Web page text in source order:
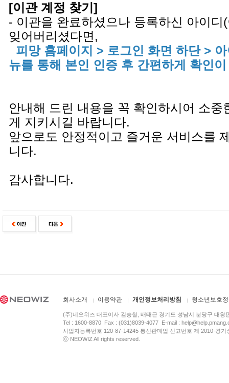
[이관 계정 찾기]
- 이관을 완료하셨으나 등록하신 아이디
잊어버리셨다면,
피망 홈페이지 > 로그인 화면 하단 >
뉴를 통해 본인 인증 후 간편하게 확인
안내해 드린 내용을 꼭 확인하시어 소중
게 지키시길 바랍니다.
앞으로도 안정적이고 즐거운 서비스를
니다.
감사합니다.
회사소개 이용약관 개인정보처리방침 청소년보호
(주)네오위즈 대표이사 김승철, 배태근 경기도 성남시 분당구 대왕
Tel : 1600-8870 Fax : (031)8039-4077 E-mail :
사업자등록번호 120-87-14245 통신판매업 신고번호 제 2010-경
ⓒ NEOWIZ All rights reserved.